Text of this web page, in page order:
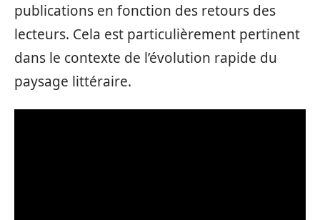
publications en fonction des retours des
lecteurs. Cela est particulièrement pertinent
dans le contexte de l’évolution rapide du
paysage littéraire.